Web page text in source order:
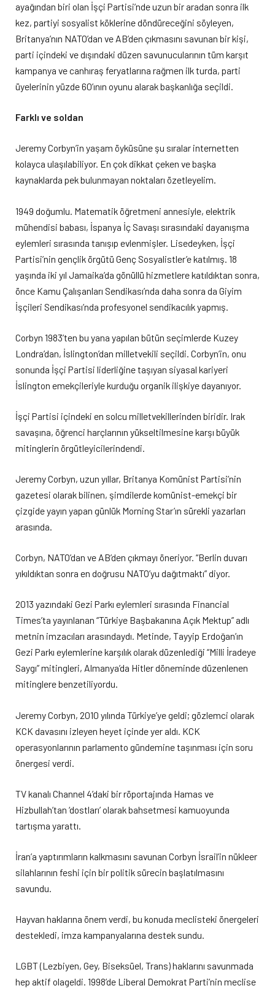
ayağından biri olan İşçi Partisi’nde uzun bir aradan sonra ilk
kez, partiyi sosyalist köklerine döndüreceğini söyleyen,
Britanya’nın NATO’dan ve AB’den çıkmasını savunan bir kişi,
parti içindeki ve dışındaki düzen savunucularının tüm karşıt
kampanya ve canhıraş feryatlarına rağmen ilk turda, parti
üyelerinin yüzde 60’ının oyunu alarak başkanlığa seçildi.
Farklı ve soldan
Jeremy Corbyn’in yaşam öyküsüne şu sıralar internetten
kolayca ulaşılabiliyor. En çok dikkat çeken ve başka
kaynaklarda pek bulunmayan noktaları özetleyelim.
1949 doğumlu. Matematik öğretmeni annesiyle, elektrik
mühendisi babası, İspanya İç Savaşı sırasındaki dayanışma
eylemleri sırasında tanışıp evlenmişler. Lisedeyken, İşçi
Partisi’nin gençlik örgütü Genç Sosyalistler’e katılmış. 18
yaşında iki yıl Jamaika’da gönüllü hizmetlere katıldıktan sonra,
önce Kamu Çalışanları Sendikası’nda daha sonra da Giyim
İşçileri Sendikası’nda profesyonel sendikacılık yapmış.
Corbyn 1983’ten bu yana yapılan bütün seçimlerde Kuzey
Londra’dan, İslington’dan milletvekili seçildi. Corbyn’in, onu
sonunda İşçi Partisi liderliğine taşıyan siyasal kariyeri
İslington emekçileriyle kurduğu organik ilişkiye dayanıyor.
İşçi Partisi içindeki en solcu milletvekillerinden biridir. Irak
savaşına, öğrenci harçlarının yükseltilmesine karşı büyük
mitinglerin örgütleyicilerindendi.
Jeremy Corbyn, uzun yıllar, Britanya Komünist Partisi’nin
gazetesi olarak bilinen, şimdilerde komünist-emekçi bir
çizgide yayın yapan günlük Morning Star’ın sürekli yazarları
arasında.
Corbyn, NATO’dan ve AB’den çıkmayı öneriyor. “Berlin duvarı
yıkıldıktan sonra en doğrusu NATO’yu dağıtmaktı” diyor.
2013 yazındaki Gezi Parkı eylemleri sırasında Financial
Times’ta yayınlanan “Türkiye Başbakanına Açık Mektup” adlı
metnin imzacıları arasındaydı. Metinde, Tayyip Erdoğan’ın
Gezi Parkı eylemlerine karşılık olarak düzenlediği “Milli İradeye
Saygı” mitingleri, Almanya’da Hitler döneminde düzenlenen
mitinglere benzetiliyordu.
Jeremy Corbyn, 2010 yılında Türkiye’ye geldi; gözlemci olarak
KCK davasını izleyen heyet içinde yer aldı. KCK
operasyonlarının parlamento gündemine taşınması için soru
önergesi verdi.
TV kanalı Channel 4’daki bir röportajında Hamas ve
Hizbullah’tan ‘dostları’ olarak bahsetmesi kamuoyunda
tartışma yarattı.
İran’a yaptırımların kalkmasını savunan Corbyn İsrail’in nükleer
silahlarının feshi için bir politik sürecin başlatılmasını
savundu.
Hayvan haklarına önem verdi, bu konuda meclisteki önergeleri
destekledi, imza kampanyalarına destek sundu.
LGBT (Lezbiyen, Gey, Biseksüel, Trans) haklarını savunmada
hep aktif olageldi. 1998’de Liberal Demokrat Parti’nin meclise